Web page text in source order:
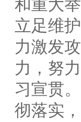
和重大
立足维
力激发
力，努
习宣贯
彻落实